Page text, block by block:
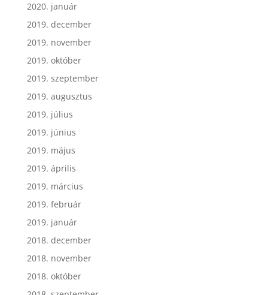
2020. január
2019. december
2019. november
2019. október
2019. szeptember
2019. augusztus
2019. július
2019. június
2019. május
2019. április
2019. március
2019. február
2019. január
2018. december
2018. november
2018. október